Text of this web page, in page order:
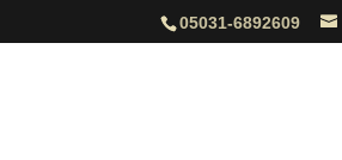
05031-6892609